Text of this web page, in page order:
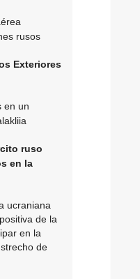
rusos
Exteriores
en un
ruso
en la
ucraniana
de la
en la
de